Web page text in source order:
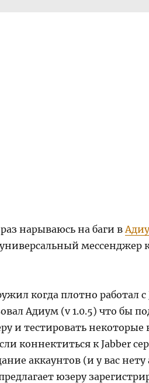
нарываюсь на баги в
мессенджер
когда плотно работал с
Адиум (v 1.0.5) что бы
и тестировать
коннектиться к Jabber
аккаунтов (и у вас нету
юзеру